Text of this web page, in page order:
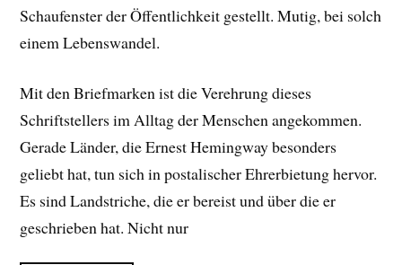
Schaufenster der Öffentlichkeit gestellt. Mutig, bei solch
einem Lebenswandel.
Mit den Briefmarken ist die Verehrung dieses
Schriftstellers im Alltag der Menschen angekommen.
Gerade Länder, die Ernest Hemingway besonders
geliebt hat, tun sich in postalischer Ehrerbietung hervor.
Es sind Landstriche, die er bereist und über die er
geschrieben hat. Nicht nur